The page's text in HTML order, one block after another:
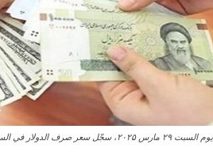
يوم السبت ۲۹ مارس ۲۰۲۵، سجّل سعر صرف الدولار في السوق الحرة بإيران